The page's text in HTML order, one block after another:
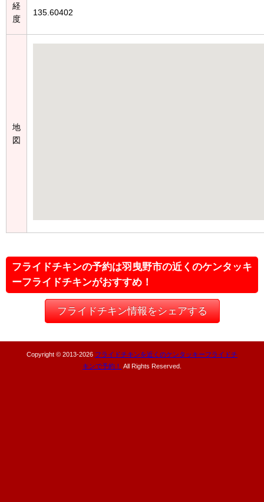
経
度
135.60402
地
図
フライドチキンの予約は羽曳野市の近くのケンタッキ
ーフライドチキンがおすすめ！
フライドチキン情報をシェアする
Copyright © 2013-2026 フライドチキンを近くのケンタッキーフライドチ
キンで予約！
All Rights Reserved.